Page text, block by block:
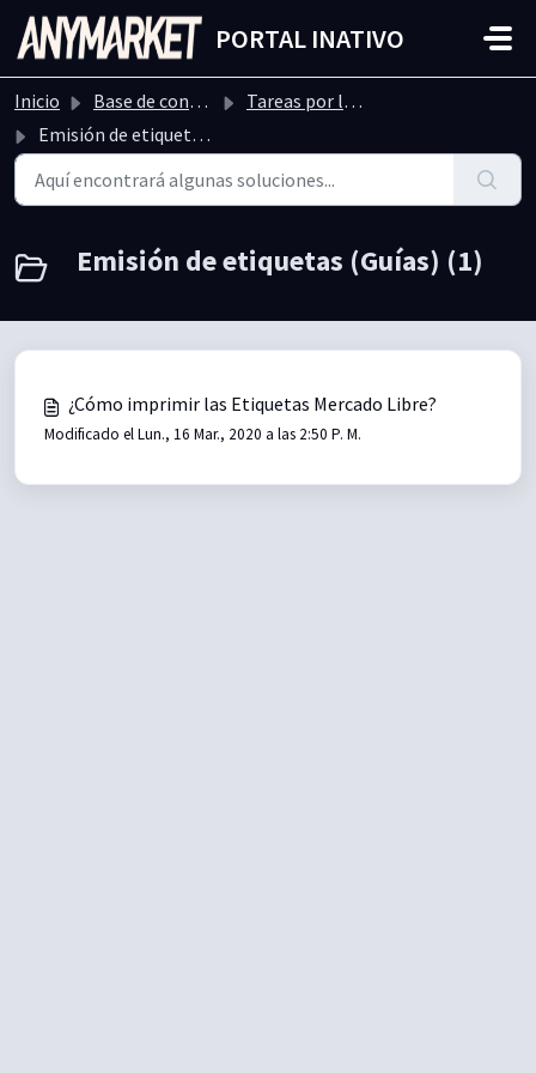
Ir al contenido principal
PORTAL INATIVO
Inicio Base de conocimientos
Tareas por lote
Emisión de etiquetas (Guías)
Emisión de etiquetas (Guías) (1)
¿Cómo imprimir las Etiquetas Mercado Libre?
Modificado el Lun., 16 Mar., 2020 a las 2:50 P. M.